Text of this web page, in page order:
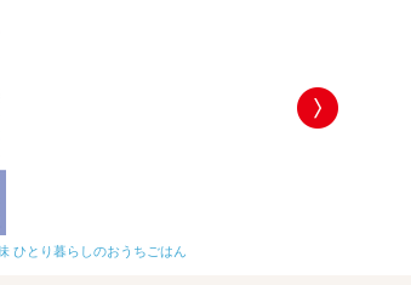
ひとり暮らしのおうちごはん